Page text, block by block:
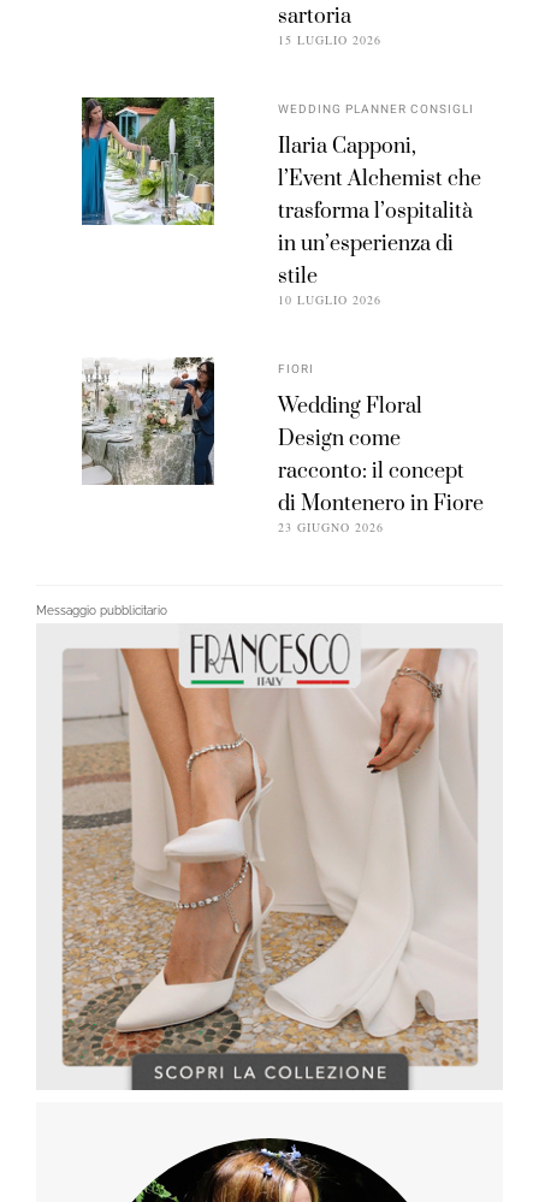
sartoria
15 LUGLIO 2026
WEDDING PLANNER CONSIGLI
Ilaria Capponi,
l’Event Alchemist che
trasforma l’ospitalità
in un’esperienza di
stile
10 LUGLIO 2026
FIORI
Wedding Floral
Design come
racconto: il concept
di Montenero in Fiore
23 GIUGNO 2026
Messaggio pubblicitario